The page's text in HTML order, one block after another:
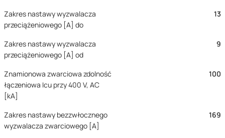
Zakres nastawy wyzwalacza
przeciążeniowego [A] do
13
Zakres nastawy wyzwalacza
przeciążeniowego [A] od
9
Znamionowa zwarciowa zdolność
łączeniowa Icu przy 400 V, AC
[kA]
100
Zakres nastawy bezzwłocznego
wyzwalacza zwarciowego [A]
169